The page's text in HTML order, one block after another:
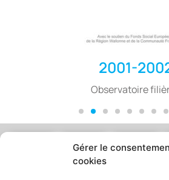
Gérer le
cookies
2001-
Observatoire